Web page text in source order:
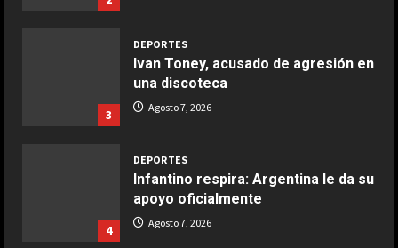
COCINA
aire
COCINA
Buñuelos de alcachofas
3
DEPORTES
Ivan Toney, acusado de agresión en
una discoteca
Agosto 7, 2026
4
DEPORTES
Infantino respira: Argentina le da su
apoyo oficialmente
Agosto 7, 2026